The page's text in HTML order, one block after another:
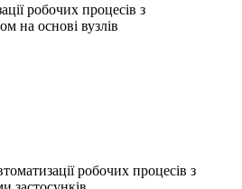
робочих процесів з
на основі вузлів
робочих процесів з